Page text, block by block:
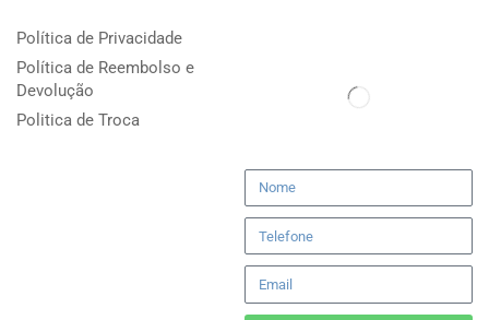
Política de Privacidade
Política de Reembolso e
Devolução
Politica de Troca